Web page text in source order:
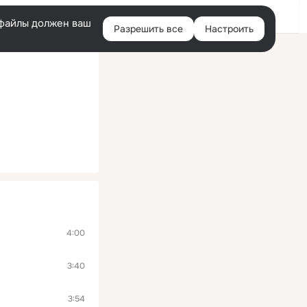
Войти
должен ваш
Разрешить все Настроить
4:00
3:40
3:54